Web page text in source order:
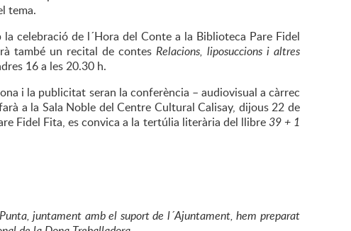
tema.
celebració de l´Hora del Conte a la Biblioteca Pare Fidel
també un recital de contes Relacions, liposuccions i altres
16 a les 20.30 h.
i la publicitat seran la conferència – audiovisual a càrrec
a la Sala Noble del Centre Cultural Calisay, dijous 22 de
Fidel Fita, es convica a la tertúlia literària del llibre39 + 1
juntament amb el suport de l´Ajuntament, hem preparat